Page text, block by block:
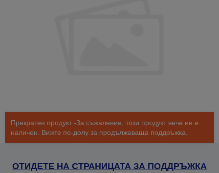
Прекратен продукт -За съжаление, този продукт вече не е
наличен. Вижте по-долу за продължаваща поддръжка.
ОТИДЕТЕ НА СТРАНИЦАТА ЗА ПОДДРЪЖКА